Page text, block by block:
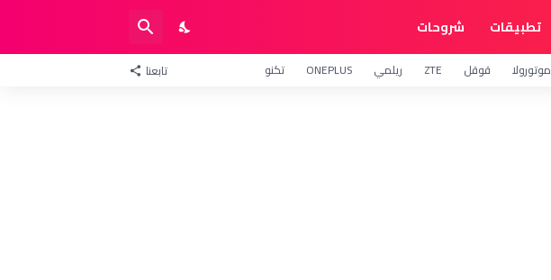
تطبيقات شروحات
موتورولا قوقل ZTE ريلمي ONEPLUS تكنو تابعنا